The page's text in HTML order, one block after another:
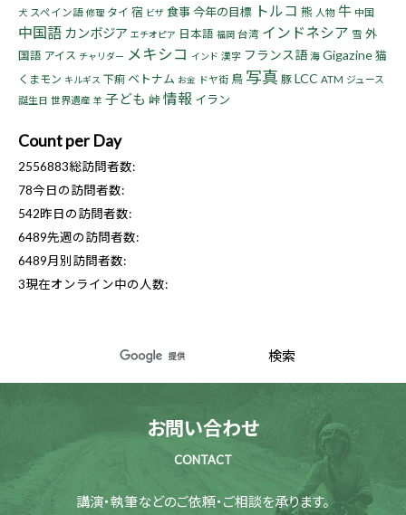
犬 スペイン語 修理 タイ 宿 ビザ 食事今年の目標 トルコ 熊 人物 牛 中国
中国語 カンボジア エチオピア 日本語 福岡 台湾 インドネシア 雪 外
国語 アイス チャリダー メキシコ インド 漢字 フランス語 海 Gigazine猫
くまモン キルギス 下痢 ベトナム お金 ドヤ街 鳥 写真 豚 LCC ATM ジュース
誕生日 世界遺産 羊 子ども 峠情報 イラン
Count per Day
2556883総訪問者数:
78今日の訪問者数:
542昨日の訪問者数:
6489先週の訪問者数:
6489月別訪問者数:
3現在オンライン中の人数:
お問い合わせ
CONTACT
講演・執筆などのご依頼・ご相談を承ります。